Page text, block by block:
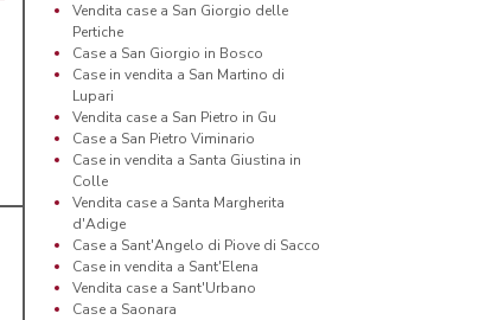
Vendita case a San Giorgio delle
Pertiche
Case a San Giorgio in Bosco
Case in vendita a San Martino di
Lupari
Vendita case a San Pietro in Gu
Case a San Pietro Viminario
Case in vendita a Santa Giustina in
Colle
Vendita case a Santa Margherita
d'Adige
Case a Sant'Angelo di Piove di Sacco
Case in vendita a Sant'Elena
Vendita case a Sant'Urbano
Case a Saonara